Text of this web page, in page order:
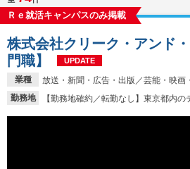
就活ノウハウ・サポート
就活支援
就活ノウハウが満載！
Ｒｅ就活キャンパスのみ掲載
業種
放送・新聞・広告・出版／芸能・映画
勤務地
【勤務地確約／転勤なし】東京都内
株式会社クリーク・アンド
門職】
UPDATE